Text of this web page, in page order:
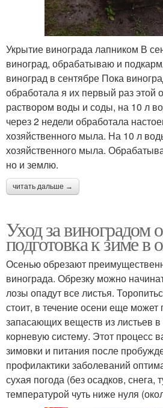
Укрытие винограда лапником В
виноград, обрабатываю и
виноград в сентябре Пока
обработала я их первый раз этой
раствором воды и соды, на 10 л
через 2 недели обработала
хозяйственного мыла. На 10 л
хозяйственного мыла.
но и землю.
читать дальше →
Уход за виноградом
подготовка к зиме в
Осенью обрезают
винограда. Обрезку можно
лозы опадут все листья.
стоит, в течение осени еще может
запасающих веществ из листьев
корневую систему. Этот процесс
зимовки и питания после
профилактики заболеваний
сухая погода (без осадков, снега,
температурой чуть ниже нуля